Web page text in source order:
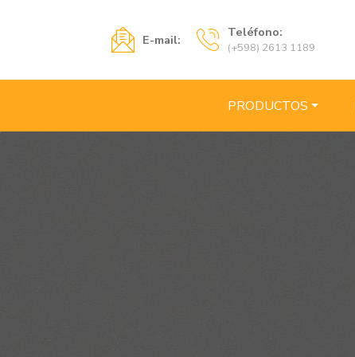
E-mail: Teléfono:
(+598) 2613 1189
PRODUCTOS